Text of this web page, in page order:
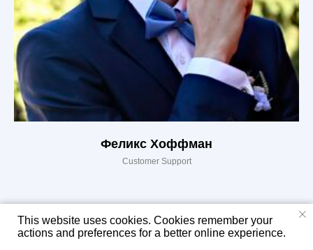
Феликс Хоффман
Customer Support
This website uses cookies. Cookies remember your
actions and preferences for a better online experience.